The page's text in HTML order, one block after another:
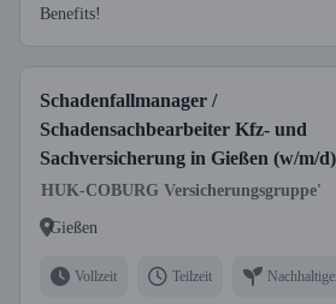
Benefits!
Schadenfallmanager /
Schadensachbearbeiter Kfz- und
Sachversicherung in Gießen (w/m/d)
HUK-COBURG Versicherungsgruppe'
Gießen
Vollzeit Teilzeit